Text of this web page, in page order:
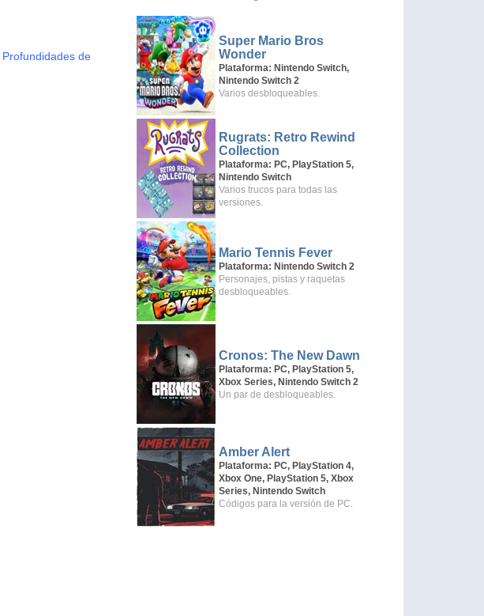
Profundidades de
Super Mario Bros
Wonder
Plataforma: Nintendo Switch,
Nintendo Switch 2
Varios desbloqueables.
Rugrats: Retro Rewind
Collection
Plataforma: PC, PlayStation 5,
Nintendo Switch
Varios trucos para todas las
versiones.
Mario Tennis Fever
Plataforma: Nintendo Switch 2
Personajes, pistas y raquetas
desbloqueables.
Cronos: The New Dawn
Plataforma: PC, PlayStation 5,
Xbox Series, Nintendo Switch 2
Un par de desbloqueables.
Amber Alert
Plataforma: PC, PlayStation 4,
Xbox One, PlayStation 5, Xbox
Series, Nintendo Switch
Códigos para la versión de PC.